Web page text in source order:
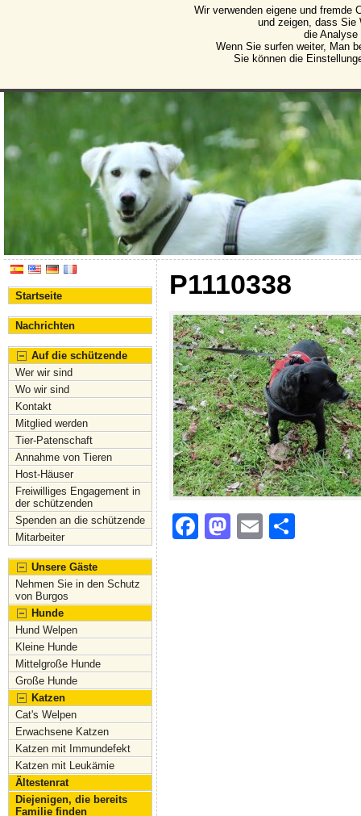
Protectora de Animales
Vereinigung für den Schutz von Tieren und
Startseite
Nachrichten
Auf die schützende
Wer wir sind
Wo wir sind
Kontakt
Mitglied werden
Tier-Patenschaft
Annahme von Tieren
Host-Häuser
Freiwilliges Engagement in
der schützenden
Spenden an die schützende
Mitarbeiter
Unsere Gäste
Nehmen Sie in den Schutz
von Burgos
Hunde
Hund Welpen
Kleine Hunde
Mittelgroße Hunde
Große Hunde
Katzen
Cat's Welpen
Erwachsene Katzen
Katzen mit Immundefekt
Katzen mit Leukämie
Ältestenrat
Diejenigen, die bereits
Familie finden
P1110338
F
M
E
Wir verwenden eigene und fremde
und zeigen, dass Sie
die Analyse
Wenn Sie surfen weiter, Man
Sie können die